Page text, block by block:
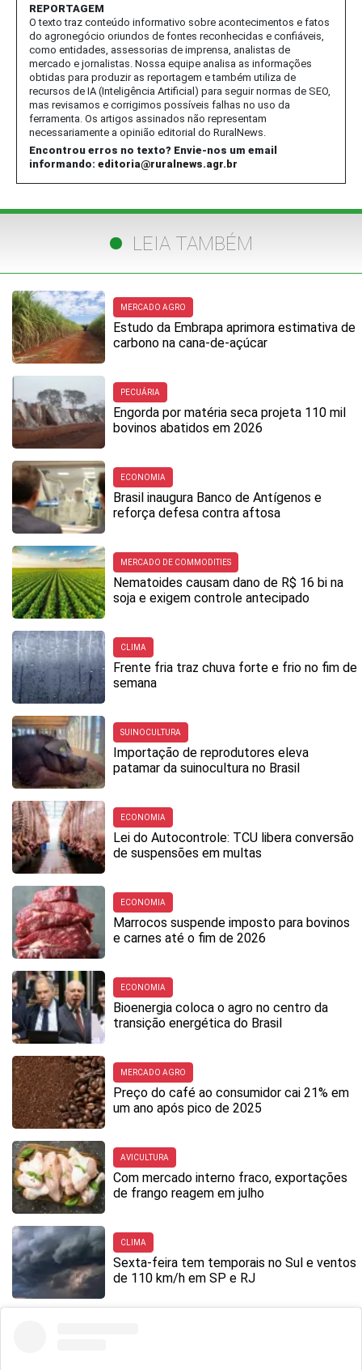
REPORTAGEM
O texto traz conteúdo informativo sobre acontecimentos e fatos
do agronegócio oriundos de fontes reconhecidas e confiáveis,
como entidades, assessorias de imprensa, analistas de
mercado e jornalistas. Nossa equipe analisa as informações
obtidas para produzir as reportagem e também utiliza de
recursos de IA (Inteligência Artificial) para seguir normas de SEO,
mas revisamos e corrigimos possíveis falhas no uso da
ferramenta. Os artigos assinados não representam
necessariamente a opinião editorial do RuralNews.
Encontrou erros no texto? Envie-nos um email
informando: editoria@ruralnews.agr.br
LEIA TAMBÉM
MERCADO AGRO
Estudo da Embrapa aprimora estimativa de
carbono na cana-de-açúcar
PECUÁRIA
Engorda por matéria seca projeta 110 mil
bovinos abatidos em 2026
ECONOMIA
Brasil inaugura Banco de Antígenos e
reforça defesa contra aftosa
MERCADO DE COMMODITIES
Nematoides causam dano de R$ 16 bi na
soja e exigem controle antecipado
CLIMA
Frente fria traz chuva forte e frio no fim de
semana
SUINOCULTURA
Importação de reprodutores eleva
patamar da suinocultura no Brasil
ECONOMIA
Lei do Autocontrole: TCU libera conversão
de suspensões em multas
ECONOMIA
Marrocos suspende imposto para bovinos
e carnes até o fim de 2026
ECONOMIA
Bioenergia coloca o agro no centro da
transição energética do Brasil
MERCADO AGRO
Preço do café ao consumidor cai 21% em
um ano após pico de 2025
AVICULTURA
Com mercado interno fraco, exportações
de frango reagem em julho
CLIMA
Sexta-feira tem temporais no Sul e ventos
de 110 km/h em SP e RJ